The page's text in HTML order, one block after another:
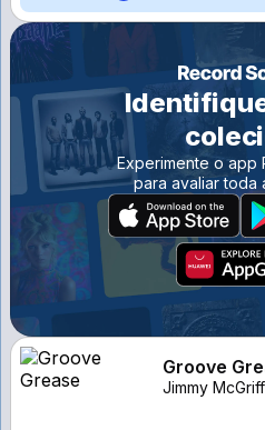
Experimente o app
para avaliar toda
Groove
Jimmy McGriff